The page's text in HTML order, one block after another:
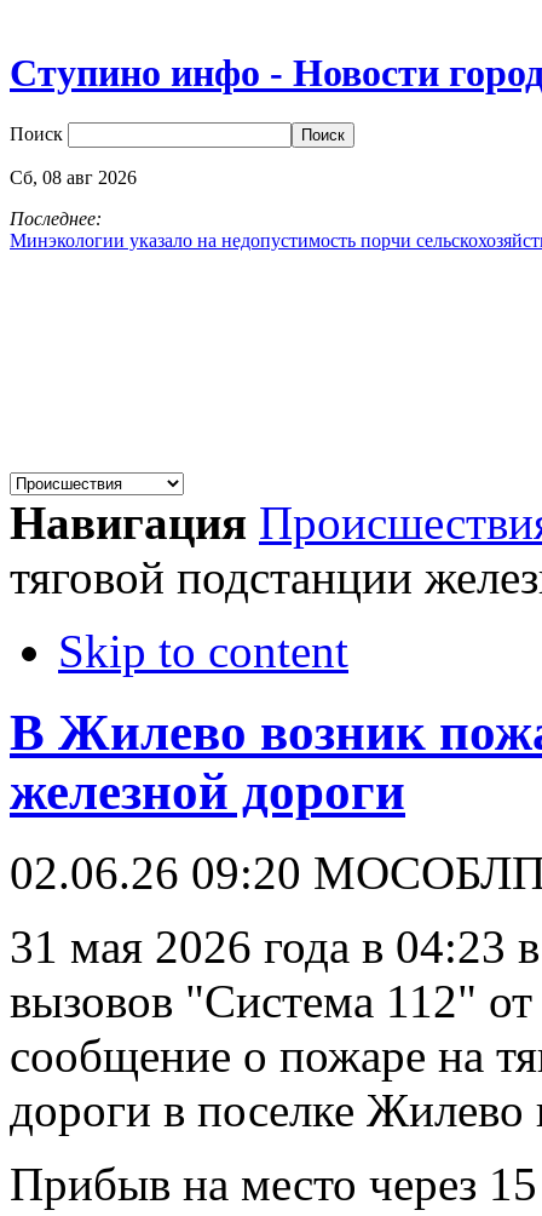
Ступино инфо - Новости
Поиск
Сб, 08 авг 2026
Последнее:
Минэкологии указало на недопустимость порчи
Навигация
тяговой подстанции
Skip to content
В Жилево возник
железной дороги
02.06.26 09:20
31 мая 2026 года в 04:23
вызовов "Система 112"
сообщение о пожаре на
дороги в поселке Жилево
Прибыв на место через